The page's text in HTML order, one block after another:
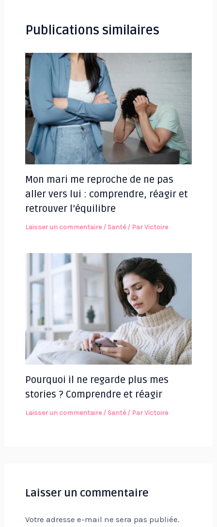
Publications similaires
Mon mari me reproche de ne pas
aller vers lui : comprendre, réagir et
retrouver l’équilibre
Laisser un commentaire / Santé/ ParVictoire
Pourquoi il ne regarde plus mes
stories ? Comprendre et réagir
Laisser un commentaire / Santé/ ParVictoire
Laisser un commentaire
Votre adresse e-mail ne sera pas publiée.